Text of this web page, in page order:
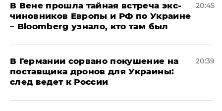
В Вене прошла тайная встреча экс-
чиновников Европы и РФ по Украине
– Bloomberg узнало, кто там был
20:45
​В Германии сорвано покушение на
поставщика дронов для Украины:
след ведет к России
20:39